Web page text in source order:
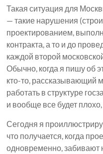
Такая ситуация для
— такие нарушения
проектированием,
контракта, а то и до
каждой второй
Обычно, когда я пишу об
кто-то, рассказывающий
работать в структуре
и вообще все будет
Сегодня я
что получается, когда
одновременно, забивают